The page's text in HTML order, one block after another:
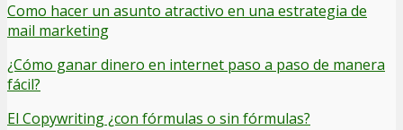
Como hacer un asunto atractivo en una estrategia de
mail marketing
¿Cómo ganar dinero en internet paso a paso de manera
fácil?
El Copywriting ¿con fórmulas o sin fórmulas?